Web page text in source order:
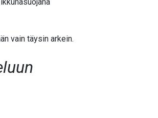
vain täysin arkein.